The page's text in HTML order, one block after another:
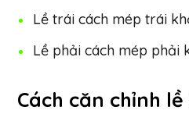
Lề trái cách mép trái
Lề phải cách mép phải
Cách căn chỉnh